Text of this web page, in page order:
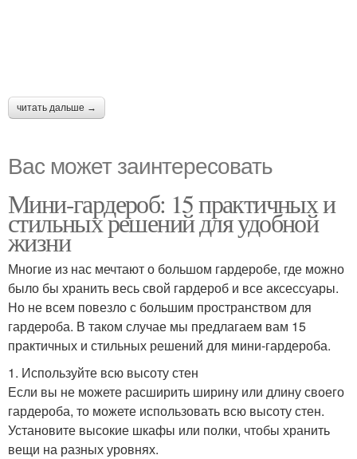
читать дальше →
Вас может заинтересовать
Мини-гардероб: 15 практичных и
стильных решений для удобной
жизни
Многие из нас мечтают о большом гардеробе, где можно
было бы хранить весь свой гардероб и все аксессуары.
Но не всем повезло с большим пространством для
гардероба. В таком случае мы предлагаем вам 15
практичных и стильных решений для мини-гардероба.
1. Используйте всю высоту стен
Если вы не можете расширить ширину или длину своего
гардероба, то можете использовать всю высоту стен.
Установите высокие шкафы или полки, чтобы хранить
вещи на разных уровнях.